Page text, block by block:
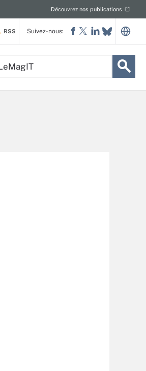
Découvrez nos publications
RSS Suivez-nous: